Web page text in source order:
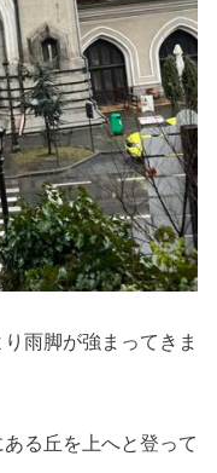
雨脚が強まってきま
る丘を上へと登って